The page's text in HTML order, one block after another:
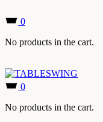
0
No products in the cart.
0
No products in the cart.